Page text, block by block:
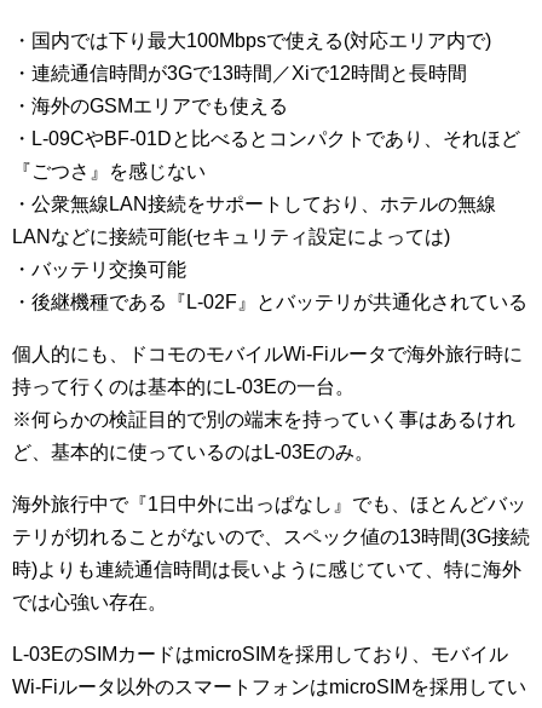
・国内では下り最大100Mbpsで使える(対応エリア内で)
・連続通信時間が3Gで13時間／Xiで12時間と長時間
・海外のGSMエリアでも使える
・L-09CやBF-01Dと比べるとコンパクトであり、それほど
『ごつさ』を感じない
・公衆無線LAN接続をサポートしており、ホテルの無線
LANなどに接続可能(セキュリティ設定によっては)
・バッテリ交換可能
・後継機種である『L-02F』とバッテリが共通化されている
個人的にも、ドコモのモバイルWi-Fiルータで海外旅行時に
持って行くのは基本的にL-03Eの一台。
※何らかの検証目的で別の端末を持っていく事はあるけれ
ど、基本的に使っているのはL-03Eのみ。
海外旅行中で『1日中外に出っぱなし』でも、ほとんどバッ
テリが切れることがないので、スペック値の13時間(3G接続
時)よりも連続通信時間は長いように感じていて、特に海外
では心強い存在。
L-03EのSIMカードはmicroSIMを採用しており、モバイル
Wi-Fiルータ以外のスマートフォンはmicroSIMを採用してい